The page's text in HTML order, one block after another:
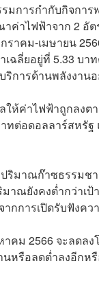
การกำกับกิจกา
ค่าไฟฟ้าจาก 2 อั
าคม-เมษายน
ฉลี่ยอยู่ที่ 5.33 บา
ารด้านพลังงานอ
ห้ค่าไฟฟ้าถูกลง
ทต่อดอลลาร์สหรั
มาณก๊าซธรรมชา
ณยังคงต่ำกว่าเป้
การเปิดรับฟังค
คม 2566 จะลดล
หรือลดต่ำลงอีก